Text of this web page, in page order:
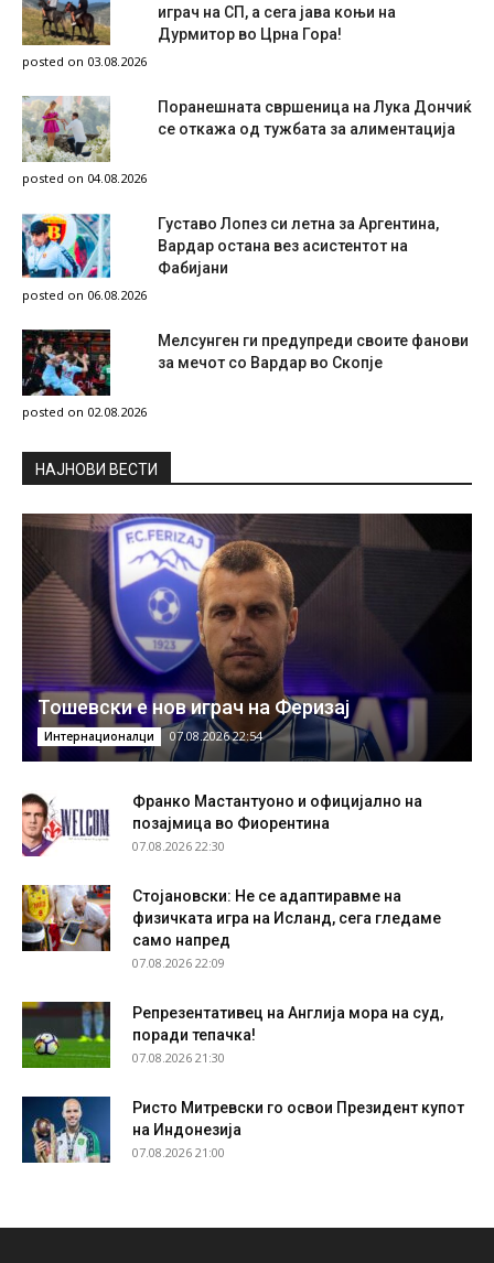
играч на СП, а сега јава коњи на
Дурмитор во Црна Гора!
posted on 03.08.2026
Поранешната свршеница на Лука Дончиќ
се откажа од тужбата за алиментација
posted on 04.08.2026
Густаво Лопез си летна за Аргентина,
Вардар остана вез асистентот на
Фабијани
posted on 06.08.2026
Мелсунген ги предупреди своите фанови
за мечот со Вардар во Скопје
posted on 02.08.2026
НAЈНОВИ ВЕСТИ
Тошевски е нов играч на Феризај
Интернационалци 07.08.2026 22:54
Франко Мастантуоно и официјално на
позајмица во Фиорентина
07.08.2026 22:30
Стојановски: Не се адаптиравме на
физичката игра на Исланд, сега гледаме
само напред
07.08.2026 22:09
Репрезентативец на Англија мора на суд,
поради тепачка!
07.08.2026 21:30
Ристо Митревски го освои Президент купот
на Индонезија
07.08.2026 21:00